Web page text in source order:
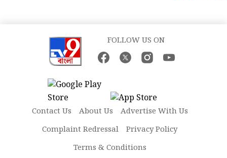
FOLLOW US ON
Contact Us About Us
Advertise With Us
Complaint Redressal
Privacy Policy
Terms & Conditions